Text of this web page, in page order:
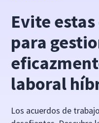
Evite
para
laboral
Los acuerdos de